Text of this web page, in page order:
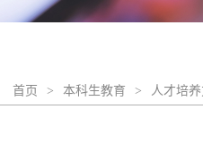
首页 > 本科生教育 > 人才培